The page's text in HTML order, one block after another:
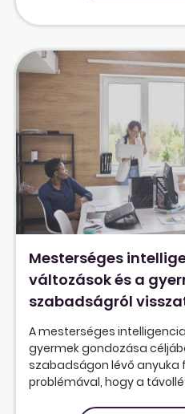
Mesterséges
változások és a
szabadságról
A mesterséges
gyermek gondozása
szabadságon lévő anyuka
problémával, hogy a